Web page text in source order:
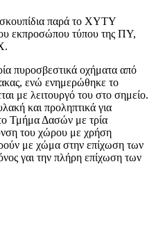
παρά τo ΧΥΤΥ
εκπροσώπου τύπου της ΠΥ,
πυροσβεστικά οχήματα από
ενώ ενημερώθηκε το
με λειτουργό του στο σημείο.
και προληπτικά για
Τμήμα Δασών με τρία
του χώρου με χρήση
με χώμα στην επίχωση των
γαι την πλήρη επίχωση των